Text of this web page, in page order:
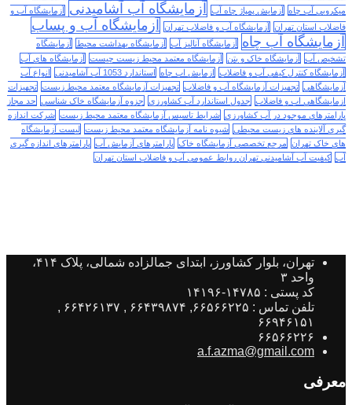
میکروبی آب چاه آزمایش پمپاژ چاه آب آزمایشگاه آب آشامیدنی آزمایشگاه آب و
فاضلاب استان تهران آزمایشگاه آب و فاضلاب تهران
آزمایشگاه آب و پساب
آزمایشگاه آب چاه آزمایشگاه آنالیز آب آزمایشگاه بهداشت محیط
آزمایشگاه
تشخیص آب آزمایشگاه خاک و بتن آزمایشگاه معتمد محیط زیست چیست آزمایشگاه های آب
آزمایشگاه کنترل کیفی آب و فاضلاب ازمایش اب چاه استاندارد 1053 آب آشامیدنی
انواع آب
آزمایشگاهی تجهیزات آزمایشگاه آب و فاضلاب تجهیزات آزمایشگاه معتمد محیط زیست تجهیزات
ازمایشگاهی اب و فاضلاب جدول استاندارد آب کشاورزی جزوه آزمایشگاه خاک شناسی حد مجاز
پارامترهای موجود در آب کشاورزی شرایط تاسیس آزمایشگاه معتمد محیط زیست شرکت اندازه
گیری آلاینده های زیست محیطی شیوه نامه آزمایشگاه معتمد محیط زیست لیست آزمایشگاه
های خاک تهران مرجع تخصصی آزمایشگاه خاک پارامترهای آزمایش آب پارامترهای اندازه گیری
آب کیفیت آب آشامیدنی تهران روابط عمومی آب و فاضلاب استان تهران
تهران، بلوار کشاورز، ابتدای جمالزاده شمالی، پلاک ۴۱۴،
واحد ۳
کد پستی : ۱۴۷۸۵-۱۴۱۹۶
تلفن تماس : ۶۶۵۶۶۲۲۵, ۶۶۴۳۹۸۷۴ , ۶۶۴۲۶۱۳۷ ,
۶۶۹۴۶۱۵۱
۶۶۵۶۶۲۲۶
a.f.azma@gmail.com
معرفی